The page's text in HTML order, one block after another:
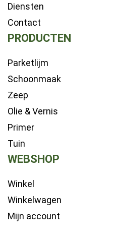
Diensten
Contact
PRODUCTEN
Parketlijm
Schoonmaak
Zeep
Olie & Vernis
Primer
Tuin
WEBSHOP
Winkel
Winkelwagen
Mijn account